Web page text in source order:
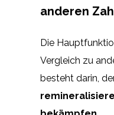
anderen
Die
Vergleich zu
besteht darin,